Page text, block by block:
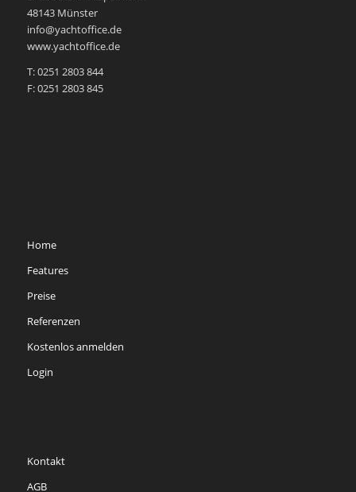
48143 Münster
info@yachtoffice.de
www.yachtoffice.de
T: 0251 2803 844
F: 0251 2803 845
Home
Features
Preise
Referenzen
Kostenlos anmelden
Login
Kontakt
AGB